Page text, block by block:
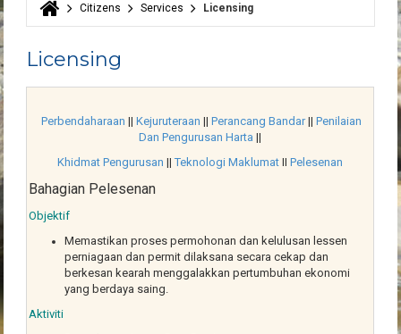
You are here
Citizens Services Licensing
Licensing
Perbendaharaan||Kejuruteraan ||Perancang Bandar||Penilaian
Dan Pengurusan Harta ||
Khidmat Pengurusan|| Teknologi Maklumat IIPelesenan
Bahagian Pelesenan
Objektif
Memastikan proses permohonan dan kelulusan lessen
perniagaan dan permit dilaksana secara cekap dan
berkesan kearah menggalakkan pertumbuhan ekonomi
yang berdaya saing.
Aktiviti